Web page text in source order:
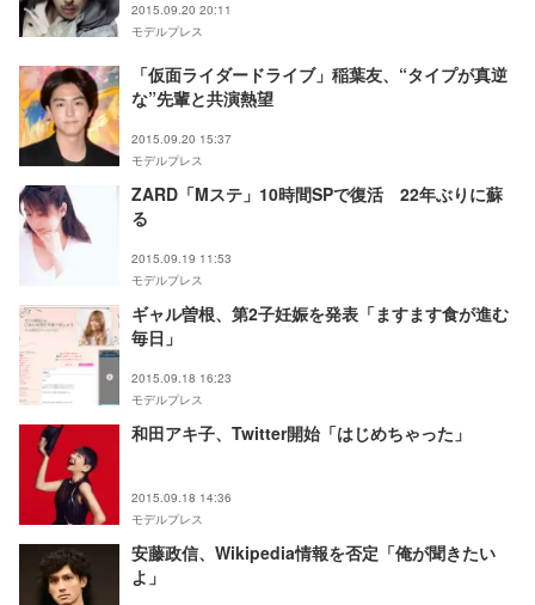
2015.09.20 20:11
モデルプレス
「仮面ライダードライブ」稲葉友、“タイプが真逆
な”先輩と共演熱望
2015.09.20 15:37
モデルプレス
ZARD「Mステ」10時間SPで復活 22年ぶりに蘇
る
2015.09.19 11:53
モデルプレス
ギャル曽根、第2子妊娠を発表「ますます食が進む
毎日」
2015.09.18 16:23
モデルプレス
和田アキ子、Twitter開始「はじめちゃった」
2015.09.18 14:36
モデルプレス
安藤政信、Wikipedia情報を否定「俺が聞きたい
よ」